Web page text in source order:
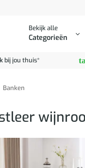
Bekijk alle
Categorieën
bij jou thuis*
Banken